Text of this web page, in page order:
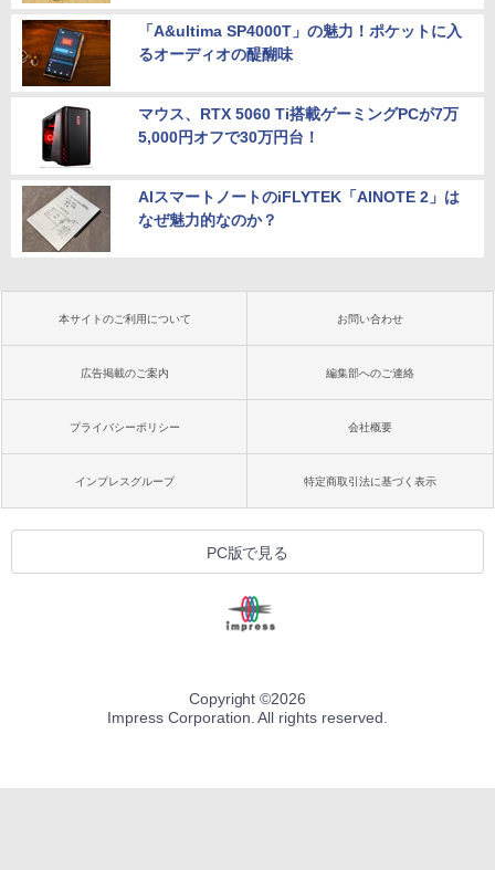
「A&ultima SP4000T」の魅力！ポケットに入
るオーディオの醍醐味
マウス、RTX 5060 Ti搭載ゲーミングPCが7万
5,000円オフで30万円台！
AIスマートノートのiFLYTEK「AINOTE 2」は
なぜ魅力的なのか？
本サイトのご利用について お問い合わせ
広告掲載のご案内 編集部へのご連絡
プライバシーポリシー 会社概要
インプレスグループ 特定商取引法に基づく表示
PC版で見る
Copyright ©2026
Impress Corporation. All rights reserved.